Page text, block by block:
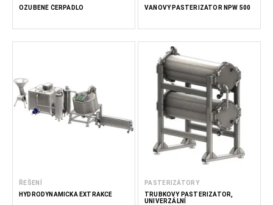
OZUBENÉ ČERPADLO
VAŇOVÝ PASTERIZÁTOR NPW 500
ŘEŠENÍ
HYDRODYNAMICKÁ EXTRAKCE
PASTERIZÁTORY
TRUBKOVÝ PASTERIZÁTOR,
UNIVERZÁLNÍ